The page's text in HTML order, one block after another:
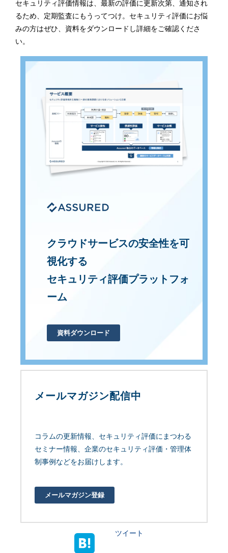
セキュリティ評価情報は、最新の評価に更新次第、通知され
るため、定期監査にもうってつけ。セキュリティ評価にお悩
みの方はぜひ、資料をダウンロードし詳細をご確認くださ
い。
クラウドサービスの安全性を可
視化する
セキュリティ評価プラットフォ
ーム
資料ダウンロード
メールマガジン配信中
コラムの更新情報、セキュリティ評価にまつわる
セミナー情報、企業のセキュリティ評価・管理体
制事例などをお届けします。
メールマガジン登録
ツイート